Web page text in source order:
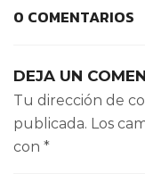
0 COMENTARIOS
DEJA UN
Tu dirección de
publicada. Los
con *